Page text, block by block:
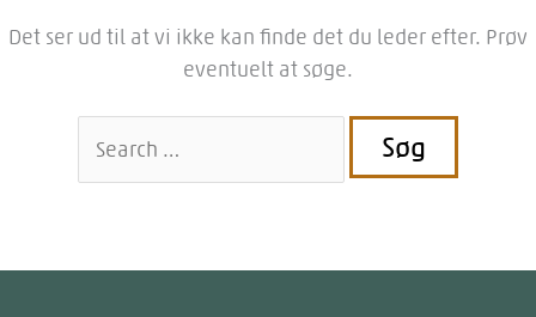
Det ser ud til at vi ikke kan finde det du leder efter. Prøv
eventuelt at søge.
efter: